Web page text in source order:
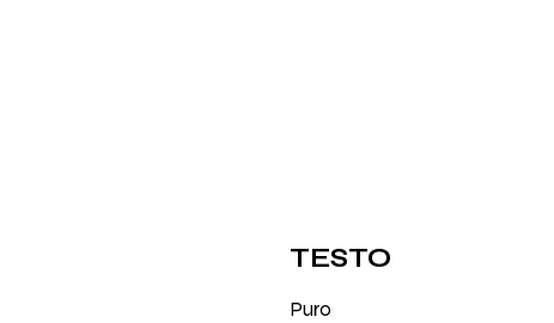
TESTO
Puro